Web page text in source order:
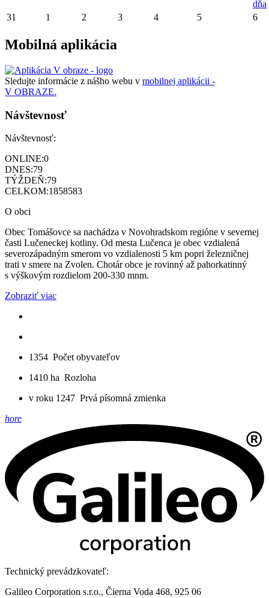
dňa
31
1 2 3 4 5 6
Mobilná aplikácia
Sledujte informácie z nášho webu v mobilnej aplikácii -
V OBRAZE.
Návštevnosť
Návštevnosť:
ONLINE:0
DNES:79
TÝŽDEŇ:79
CELKOM:1858583
O obci
Obec Tomášovce sa nachádza v Novohradskom regióne v severnej
časti Lučeneckej kotliny. Od mesta Lučenca je obec vzdialená
severozápadným smerom vo vzdialenosti 5 km popri železničnej
trati v smere na Zvolen. Chotár obce je rovinný až pahorkatinný
s výškovým rozdielom 200-330 mnm.
Zobraziť viac
1354 Počet obyvateľov
1410 ha Rozloha
v roku 1247 Prvá písomná zmienka
hore
Technický prevádzkovateľ:
Galileo Corporation s.r.o., Čierna Voda 468, 925 06